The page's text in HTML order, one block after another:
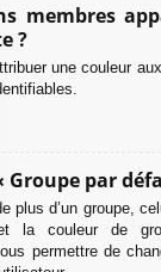
membres
?
une couleur
Groupe par
plus d’un groupe,
la couleur de
permettre de